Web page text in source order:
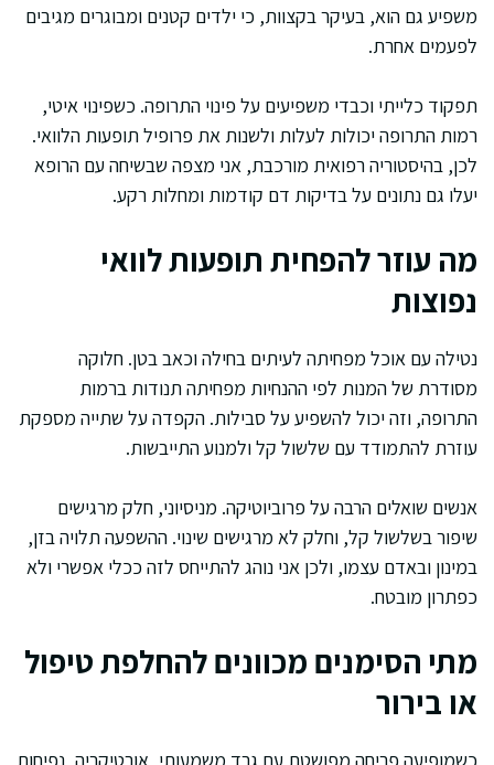
משפיע גם הוא, בעיקר בקצוות, כי ילדים קטנים ומבוגרים מגיבים
לפעמים אחרת.
תפקוד כלייתי וכבדי משפיעים על פינוי התרופה. כשפינוי איטי,
רמות התרופה יכולות לעלות ולשנות את פרופיל תופעות הלוואי.
לכן, בהיסטוריה רפואית מורכבת, אני מצפה שבשיחה עם הרופא
יעלו גם נתונים על בדיקות דם קודמות ומחלות רקע.
מה עוזר להפחית תופעות לוואי
נפוצות
נטילה עם אוכל מפחיתה לעיתים בחילה וכאב בטן. חלוקה
מסודרת של המנות לפי ההנחיות מפחיתה תנודות ברמות
התרופה, וזה יכול להשפיע על סבילות. הקפדה על שתייה מספקת
עוזרת להתמודד עם שלשול קל ולמנוע התייבשות.
אנשים שואלים הרבה על פרוביוטיקה. מניסיוני, חלק מרגישים
שיפור בשלשול קל, וחלק לא מרגישים שינוי. ההשפעה תלויה בזן,
במינון ובאדם עצמו, ולכן אני נוהג להתייחס לזה ככלי אפשרי ולא
כפתרון מובטח.
מתי הסימנים מכוונים להחלפת טיפול
או בירור